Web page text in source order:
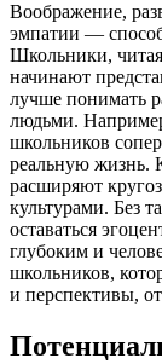
Воображение,
эмпатии —
Школьники,
начинают
лучше понимать
людьми.
школьников
реальную жизнь.
расширяют
культурами. Без
оставаться
глубоким и
школьников,
и перспективы,